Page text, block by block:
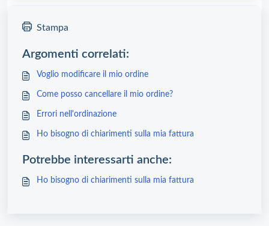
Stampa
Argomenti correlati:
Voglio modificare il mio ordine
Come posso cancellare il mio ordine?
Errori nell'ordinazione
Ho bisogno di chiarimenti sulla mia fattura
Potrebbe interessarti anche:
Ho bisogno di chiarimenti sulla mia fattura